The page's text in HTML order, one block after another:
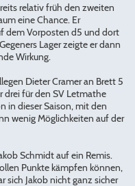
relativ früh den zweiten
eine Chance. Er
dem Vorposten d5 und dort
Lager zeigte er dann
Wirkung.
Dieter Cramer an Brett 5
drei für den SV Letmathe
in dieser Saison, mit den
wenig Möglichkeiten auf der
Schmidt auf ein Remis.
Punkte kämpfen können,
sich Jakob nicht ganz sicher